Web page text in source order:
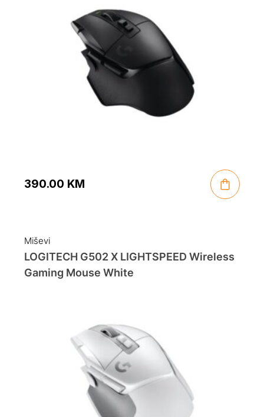
390.00 KM
Miševi
LOGITECH G502 X LIGHTSPEED Wireless
Gaming Mouse White